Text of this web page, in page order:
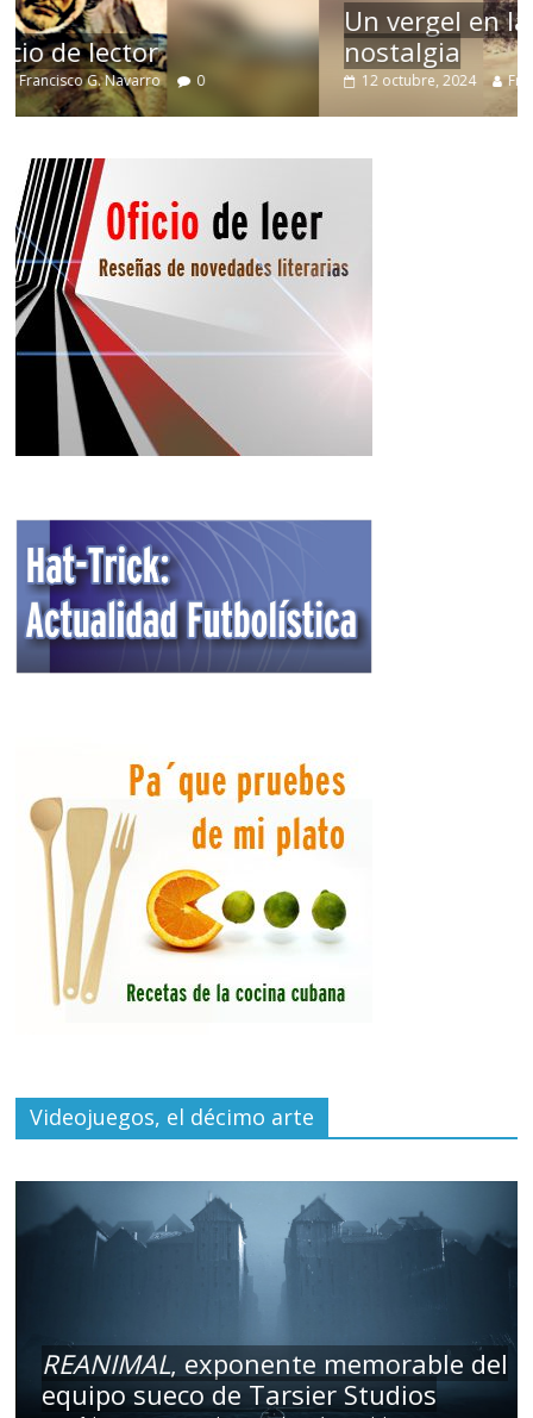
Un vergel en las nieblas de la
nostalgia
12 octubre, 2024 Francisco G. Navarro 0
Videojuegos, el décimo arte
REANIMAL, exponente memorable del
equipo sueco de Tarsier Studios